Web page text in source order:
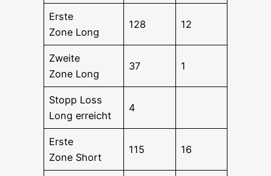
Ers­te
Zone Long
128 12
Zwei­te
Zone Long
37 1
Stopp Loss
Long erreicht
4
Ers­te
Zone Short
115 16